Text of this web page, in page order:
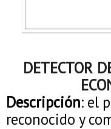
DETECTOR
Descripción: el
reconocido y